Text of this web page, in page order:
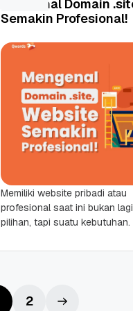
Mengenal Domain
Semakin Profesional!
Memiliki website pribadi atau
profesional saat ini bukan
pilihan, tapi suatu
membuat website ialah
2